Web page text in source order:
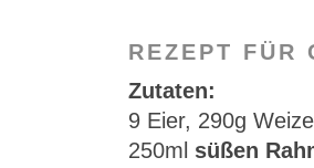
REZEPT FÜR
Zutaten:
9 Eier, 290g
250ml süßen